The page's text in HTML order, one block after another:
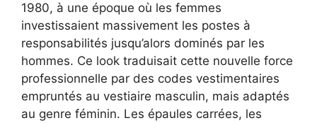
1980, à une époque où les femmes
investissaient massivement les postes à
responsabilités jusqu’alors dominés par les
hommes. Ce look traduisait cette nouvelle force
professionnelle par des codes vestimentaires
empruntés au vestiaire masculin, mais adaptés
au genre féminin. Les épaules carrées, les